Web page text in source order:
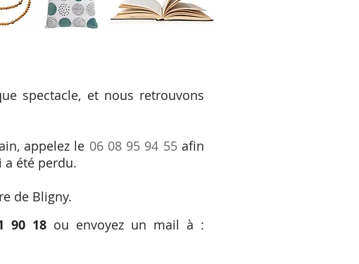
spectacle, et nous retrouvons
appelez le 06 08 95 94 55afin
a été perdu.
de Bligny.
90 18ou envoyez un mail à :